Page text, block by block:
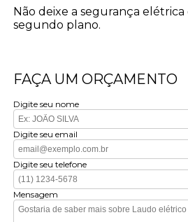
Não deixe a segurança
segundo plano.
FAÇA UM ORÇAMENTO
Digite seu nome
Digite seu email
Digite seu telefone
Mensagem